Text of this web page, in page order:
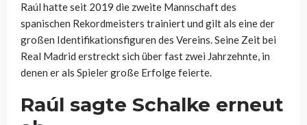
Raúl hatte seit 2019 die zweite Mannschaft des
spanischen Rekordmeisters trainiert und gilt als eine der
großen Identifikationsfiguren des Vereins. Seine Zeit bei
Real Madrid erstreckt sich über fast zwei Jahrzehnte, in
denen er als Spieler große Erfolge feierte.
Raúl sagte Schalke erneut